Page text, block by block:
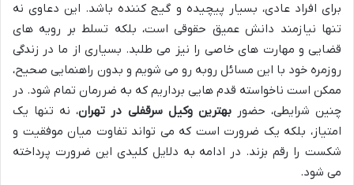
برای افراد عادی، بسیار پیچیده و گیج کننده باشد. این دعاوی نه
تنها نیازمند دانش عمیق حقوقی است، بلکه تسلط بر رویه های
قضایی و مهارت های خاصی را نیز می طلبد. بسیاری از ما در زندگی
روزمره خود با این مسائل روبه رو می شویم و بدون راهنمایی صحیح،
ممکن است ناخواسته قدم هایی برداریم که به ضررمان تمام شود. در
چنین شرایطی، حضوربهترین وکیل سرقفلی در تهران، نه تنها یک
امتیاز، بلکه یک ضرورت است که می تواند تفاوت میان موفقیت و
شکست را رقم بزند. در ادامه به دلایل کلیدی این ضرورت پرداخته
می شود.